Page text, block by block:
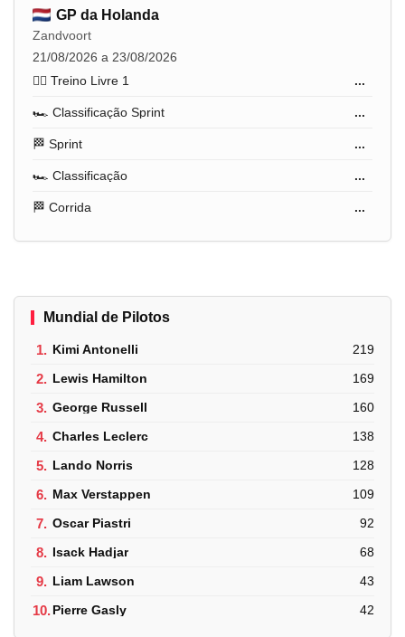
GP da Holanda
Zandvoort
21/08/2026 a 23/08/2026
🏋️‍♂️ Treino Livre 1
...
🏎️ Classificação Sprint ...
🏁 Sprint ...
🏎️ Classificação ...
🏁 Corrida ...
Mundial de Pilotos
1. Kimi Antonelli 219
2. Lewis Hamilton 169
3. George Russell 160
4. Charles Leclerc 138
5. Lando Norris 128
6. Max Verstappen 109
7. Oscar Piastri 92
8. Isack Hadjar 68
9. Liam Lawson 43
10.Pierre Gasly 42